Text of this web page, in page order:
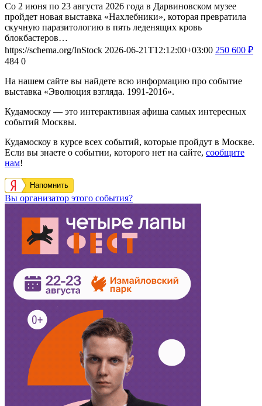
Со 2 июня по 23 августа 2026 года в Дарвиновском музее
пройдет новая выставка «Нахлебники», которая превратила
скучную паразитологию в пять леденящих кровь
блокбастеров…
https://schema.org/InStock 2026-06-21T12:12:00+03:00 250 600 ₽
484 0
На нашем сайте вы найдете всю информацию про событие
выставка «Эволюция взгляда. 1991-2016».
Кудамоскоу — это интерактивная афиша самых интересных
событий Москвы.
Кудамоскоу в курсе всех событий, которые пройдут в Москве.
Если вы знаете о событии, которого нет на сайте, сообщите
нам!
Напомнить
Вы организатор этого события?